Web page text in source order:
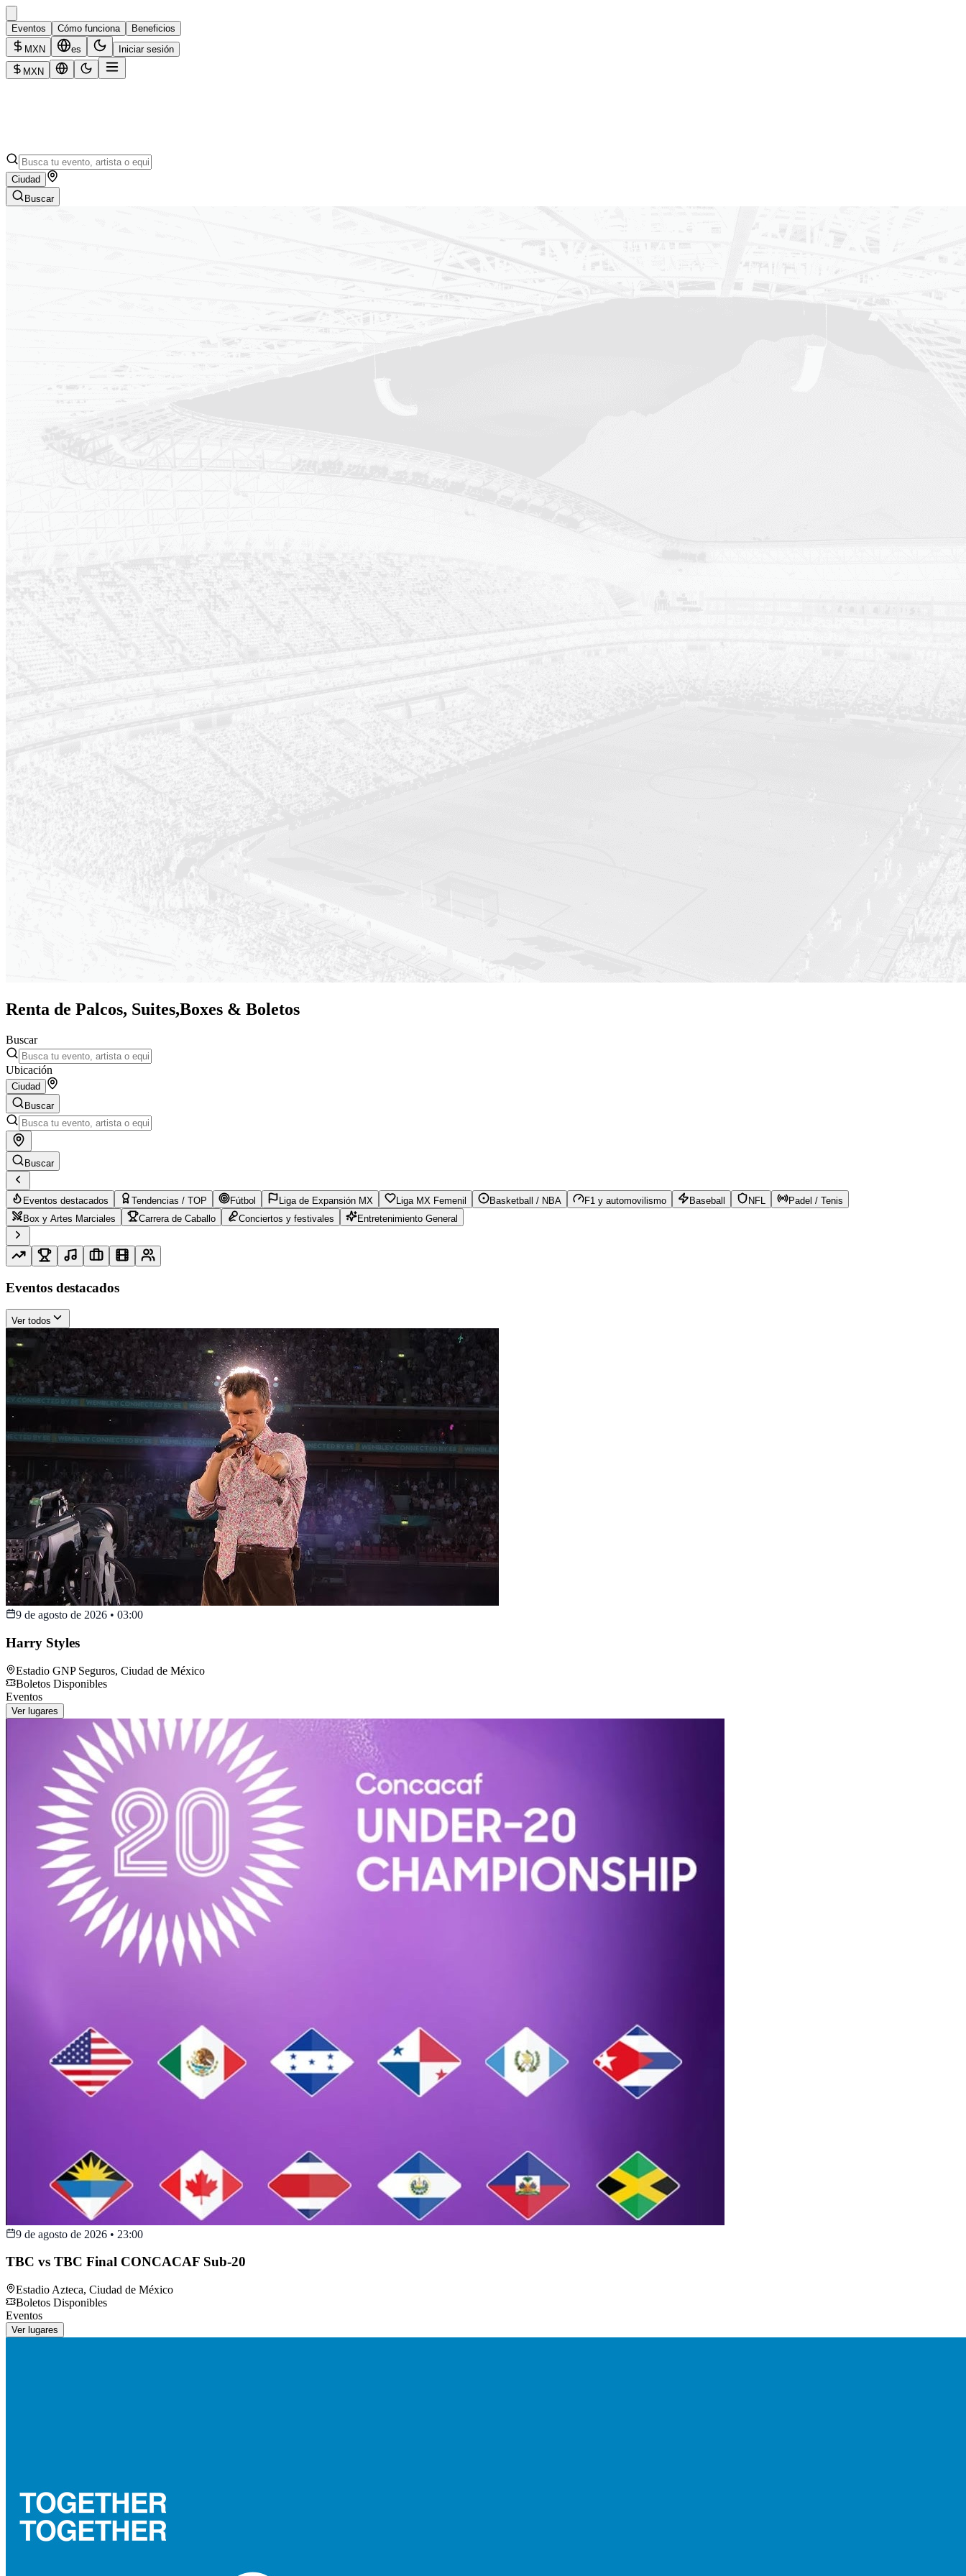
Eventos Cómo funciona
Beneficios
MXN
es Iniciar sesión
MXN
Ciudad
Buscar
Renta de Palcos, Suites,Boxes & Boletos
Buscar
Ubicación
Ciudad
Buscar
Buscar
Eventos destacados Tendencias / TOP Fútbol Liga de Expansión MX Liga MX Femenil Basketball / NBA F1 y automovilismo Baseball NFL
Padel / Tenis
Box y Artes Marciales
Carrera de Caballo Conciertos y festivales Entretenimiento General
Eventos destacados
Ver todos
9 de agosto de 2026 • 03:00
Harry Styles
Estadio GNP Seguros, Ciudad de México
Boletos Disponibles
Eventos
Ver lugares
9 de agosto de 2026 • 23:00
TBC vs TBC Final CONCACAF Sub-20
Estadio Azteca, Ciudad de México
Boletos Disponibles
Eventos
Ver lugares